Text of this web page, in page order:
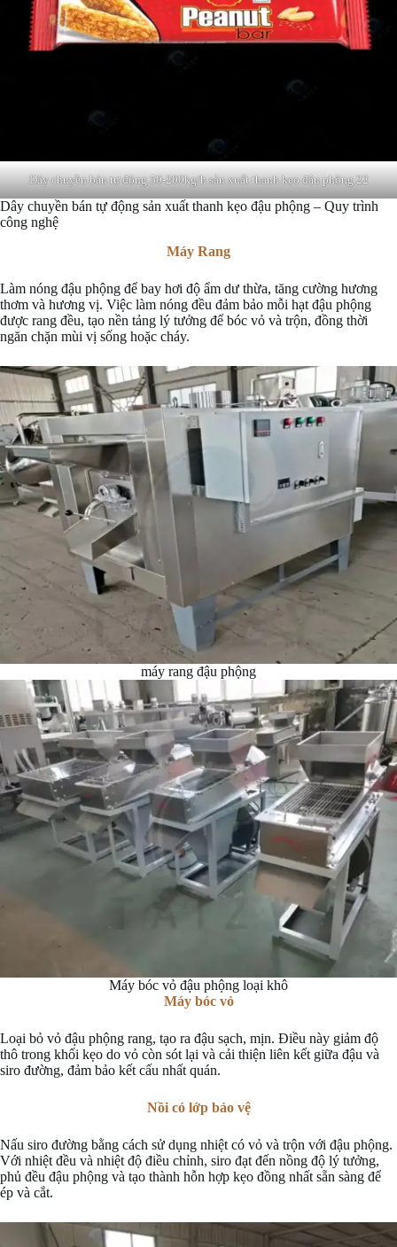
Dây chuyền bán tự động 50-200kg/h sản xuất thanh kẹo đậu phộng 22
Dây chuyền bán tự động sản xuất thanh kẹo đậu phộng – Quy trình
công nghệ
Máy Rang
Làm nóng đậu phộng để bay hơi độ ẩm dư thừa, tăng cường hương
thơm và hương vị. Việc làm nóng đều đảm bảo mỗi hạt đậu phộng
được rang đều, tạo nền tảng lý tưởng để bóc vỏ và trộn, đồng thời
ngăn chặn mùi vị sống hoặc cháy.
máy rang đậu phộng
Máy bóc vỏ đậu phộng loại khô
Máy bóc vỏ
Loại bỏ vỏ đậu phộng rang, tạo ra đậu sạch, mịn. Điều này giảm độ
thô trong khối kẹo do vỏ còn sót lại và cải thiện liên kết giữa đậu và
siro đường, đảm bảo kết cấu nhất quán.
Nồi có lớp bảo vệ
Nấu siro đường bằng cách sử dụng nhiệt có vỏ và trộn với đậu phộng.
Với nhiệt đều và nhiệt độ điều chỉnh, siro đạt đến nồng độ lý tưởng,
phủ đều đậu phộng và tạo thành hỗn hợp kẹo đồng nhất sẵn sàng để
ép và cắt.